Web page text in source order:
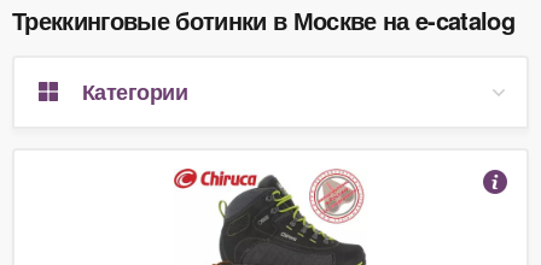
Треккинговые ботинки в Москве на e-catalog
Категории